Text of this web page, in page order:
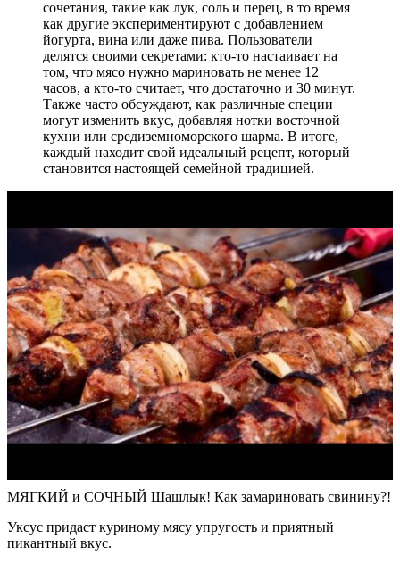
сочетания, такие как лук, соль и перец, в то время
как другие экспериментируют с добавлением
йогурта, вина или даже пива. Пользователи
делятся своими секретами: кто-то настаивает на
том, что мясо нужно мариновать не менее 12
часов, а кто-то считает, что достаточно и 30 минут.
Также часто обсуждают, как различные специи
могут изменить вкус, добавляя нотки восточной
кухни или средиземноморского шарма. В итоге,
каждый находит свой идеальный рецепт, который
становится настоящей семейной традицией.
МЯГКИЙ и СОЧНЫЙ Шашлык! Как замариновать свинину?!
Уксус придаст куриному мясу упругость и приятный
пикантный вкус.